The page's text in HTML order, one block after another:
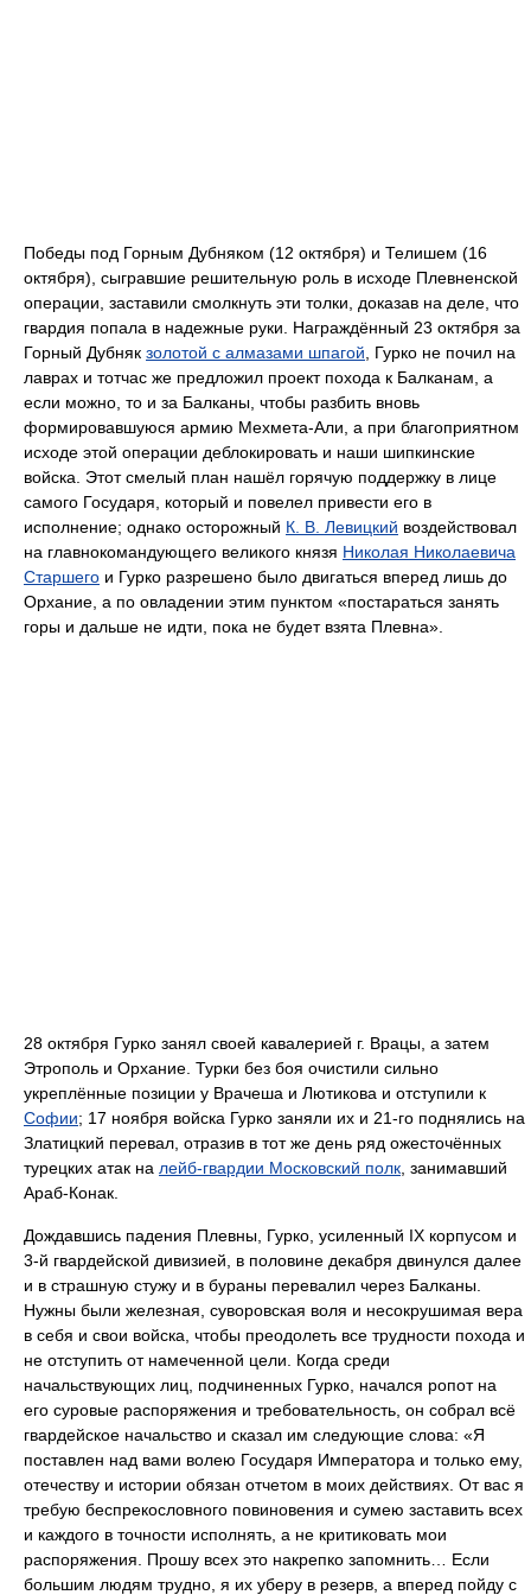
Победы под Горным Дубняком (12 октября) и Телишем (16
октября), сыгравшие решительную роль в исходе Плевненской
операции, заставили смолкнуть эти толки, доказав на деле, что
гвардия попала в надежные руки. Награждённый 23 октября за
Горный Дубняк золотой с алмазами шпагой , Гурко не почил на
лаврах и тотчас же предложил проект похода к Балканам, а
если можно, то и за Балканы, чтобы разбить вновь
формировавшуюся армию Мехмета-Али, а при благоприятном
исходе этой операции деблокировать и наши шипкинские
войска. Этот смелый план нашёл горячую поддержку в лице
самого Государя, который и повелел привести его в
исполнение; однако осторожный К. В. Левицкий воздействовал
на главнокомандующего великого князя Николая Николаевича
Старшего и Гурко разрешено было двигаться вперед лишь до
Орхание, а по овладении этим пунктом «постараться занять
горы и дальше не идти, пока не будет взята Плевна».
28 октября Гурко занял своей кавалерией г. Врацы, а затем
Этрополь и Орхание. Турки без боя очистили сильно
укреплённые позиции у Врачеша и Лютикова и отступили к
Софии; 17 ноября войска Гурко заняли их и 21-го поднялись на
Златицкий перевал, отразив в тот же день ряд ожесточённых
турецких атак на лейб-гвардии Московский полк , занимавший
Араб-Конак.
Дождавшись падения Плевны, Гурко, усиленный IX корпусом и
3-й гвардейской дивизией, в половине декабря двинулся далее
и в страшную стужу и в бураны перевалил через Балканы.
Нужны были железная, суворовская воля и несокрушимая вера
в себя и свои войска, чтобы преодолеть все трудности похода и
не отступить от намеченной цели. Когда среди
начальствующих лиц, подчиненных Гурко, начался ропот на
его суровые распоряжения и требовательность, он собрал всё
гвардейское начальство и сказал им следующие слова: «Я
поставлен над вами волею Государя Императора и только ему,
отечеству и истории обязан отчетом в моих действиях. От вас я
требую беспрекословного повиновения и сумею заставить всех
и каждого в точности исполнять, а не критиковать мои
распоряжения. Прошу всех это накрепко запомнить… Если
большим людям трудно, я их уберу в резерв, а вперед пойду с